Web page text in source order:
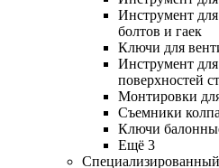
Инструмент
болтов и гаек
Ключи для
Инструмент
поверхностей
Монтировки
Съемники
Ключи
Ещё 3